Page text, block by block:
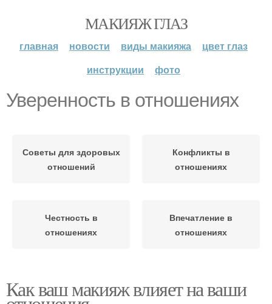
МАКИЯЖ ГЛАЗ
главная новости виды макияжа
цвет глаз
инструкции
фото
Уверенность в отношениях
Советы для здоровых
отношений
Конфликты в
отношениях
Честность в
отношениях
Впечатление в
отношениях
Как ваш макияж влияет на ваши